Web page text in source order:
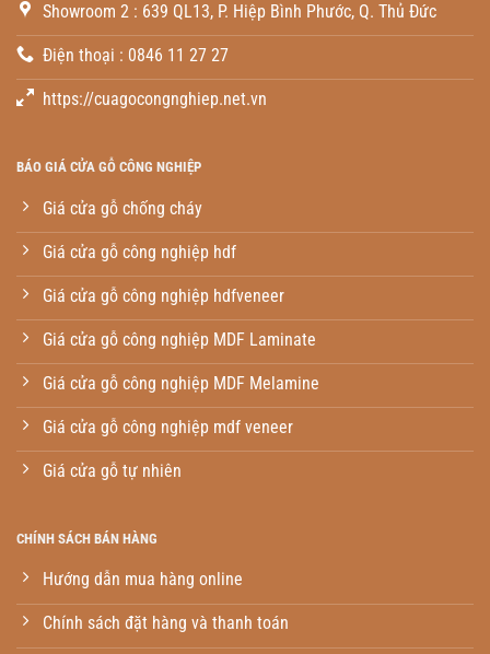
Showroom 2 : 639 QL13, P. Hiệp Bình Phước, Q. Thủ Đức
Điện thoại : 0846 11 27 27
https://cuagocongnghiep.net.vn
BÁO GIÁ CỬA GỖ CÔNG NGHIỆP
Giá cửa gỗ chống cháy
Giá cửa gỗ công nghiệp hdf
Giá cửa gỗ công nghiệp hdfveneer
Giá cửa gỗ công nghiệp MDF Laminate
Giá cửa gỗ công nghiệp MDF Melamine
Giá cửa gỗ công nghiệp mdf veneer
Giá cửa gỗ tự nhiên
CHÍNH SÁCH BÁN HÀNG
Hướng dẫn mua hàng online
Chính sách đặt hàng và thanh toán